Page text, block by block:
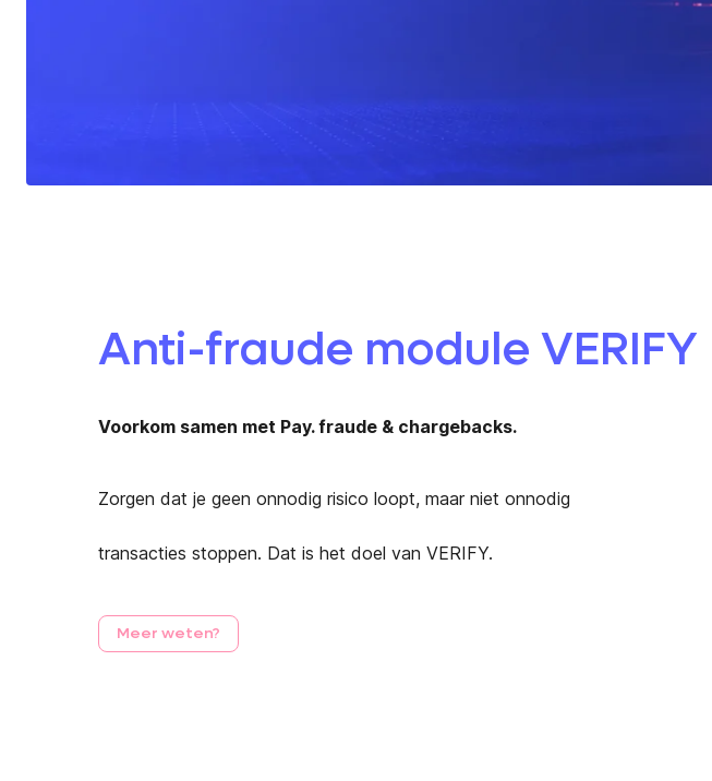
Anti-fraude module VERIFY
Voorkom samen met Pay. fraude & chargebacks.
Zorgen dat je geen onnodig risico loopt, maar niet onnodig
transacties stoppen. Dat is het doel van VERIFY.
Meer weten?